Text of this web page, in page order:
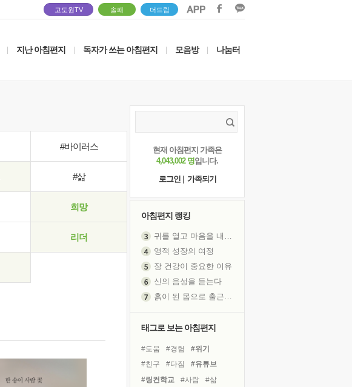
고도원TV 솔패 더드림
지난 아침편지 독자가 쓰는 아침편지 모음방 나눔터
#바이러스
#삶
희망
리더
현재 아침편지 가족은
4,043,002 명입니다.
로그인
가족되기
아침편지 랭킹
귀를 열고 마음을 내어주고
영적 성장의 여정
장 건강이 중요한 이유
신의 음성을 듣는다
흙이 된 몸으로 출근하는 여자
태그로 보는 아침편지
#도움 #경험
#위기
#친구
#다짐
#유튜브
#링컨학교
#사람
#삶